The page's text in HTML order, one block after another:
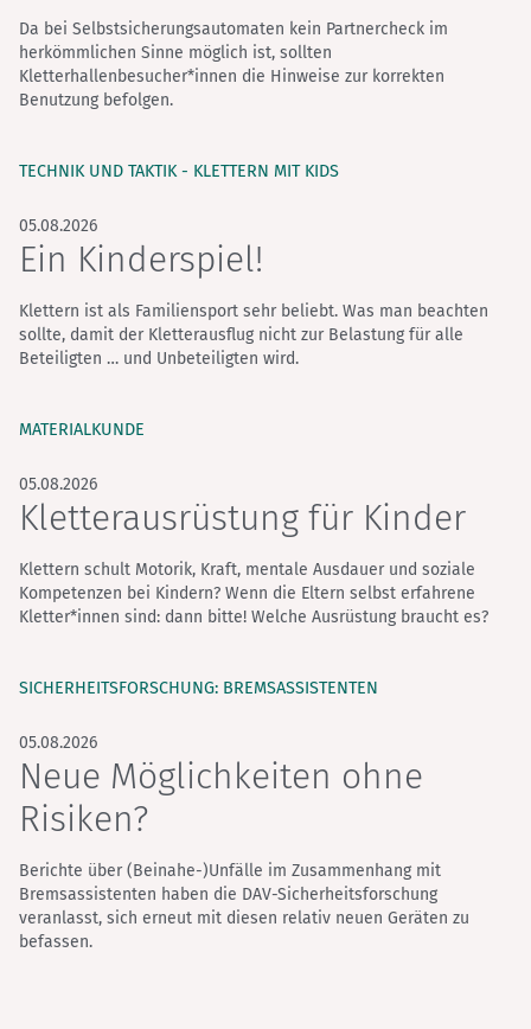
Da bei Selbstsicherungsautomaten kein Partnercheck im
herkömmlichen Sinne möglich ist, sollten
Kletterhallenbesucher*innen die Hinweise zur korrekten
Benutzung befolgen.
TECHNIK UND TAKTIK - KLETTERN MIT KIDS
05.08.2026
Ein Kinderspiel!
Klettern ist als Familiensport sehr beliebt. Was man beachten
sollte, damit der Kletterausflug nicht zur Belastung für alle
Beteiligten … und Unbeteiligten wird.
MATERIALKUNDE
05.08.2026
Kletterausrüstung für Kinder
Klettern schult Motorik, Kraft, mentale Ausdauer und soziale
Kompetenzen bei Kindern? Wenn die Eltern selbst erfahrene
Kletter*innen sind: dann bitte! Welche Ausrüstung braucht es?
SICHERHEITSFORSCHUNG: BREMSASSISTENTEN
05.08.2026
Neue Möglichkeiten ohne
Risiken?
Berichte über (Beinahe-)Unfälle im Zusammenhang mit
Bremsassistenten haben die DAV-Sicherheitsforschung
veranlasst, sich erneut mit diesen relativ neuen Geräten zu
befassen.